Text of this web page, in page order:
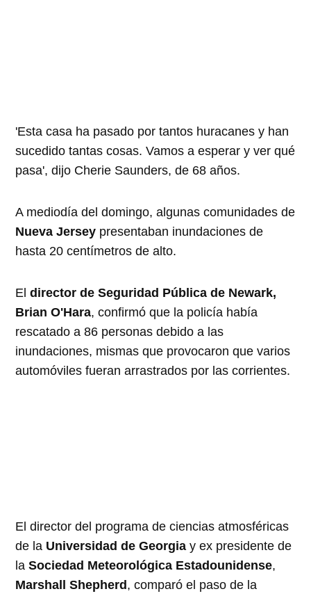
'Esta casa ha pasado por tantos huracanes y han
sucedido tantas cosas. Vamos a esperar y ver qué
pasa', dijo Cherie Saunders, de 68 años.
A mediodía del domingo, algunas comunidades de
Nueva Jersey presentaban inundaciones de
hasta 20 centímetros de alto.
Eldirector de Seguridad Pública de Newark,
Brian O'Hara, confirmó que la policía había
rescatado a 86 personas debido a las
inundaciones, mismas que provocaron que varios
automóviles fueran arrastrados por las corrientes.
El director del programa de ciencias atmosféricas
de la Universidad de Georgia y ex presidente de
laSociedad Meteorológica Estadounidense,
Marshall Shepherd, comparó el paso de la